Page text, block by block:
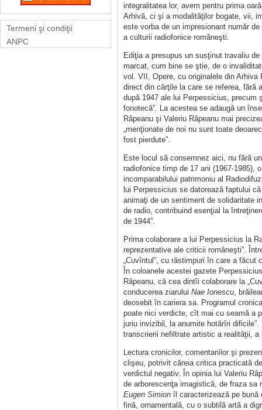
Termeni şi condiţii
ANPC
integralitatea lor, avem pentru prima
Arhivă, ci şi a modalităţilor bogate, vii,
este vorba de un impresionant număr
a culturii radiofonice româneşti.
Ediţia a presupus un susţinut travaliu
marcat, cum bine se ştie, de o
vol. VII, Opere, cu originalele din
direct din cărţile la care se referea, fără
după 1947 ale lui Perpessicius,
fonotecă”. La acestea se adaugă un
Râpeanu şi Valeriu Râpeanu mai
„menţionate de noi nu sunt toate
fost pierdute”.
Este locul să consemnez aici, nu fără
radiofonice timp de 17 ani (1967-1985),
incomparabilului patrimoniu al
lui Perpessicius se datorează faptului
animaţi de un sentiment de solidaritate
de radio, contribuind esenţial la
de 1944”.
Prima colaborare a lui Perpessicius la
reprezentative ale criticii româneşti”.
„Cuvîntul”, cu răstimpuri în care a făcut
În coloanele acestei gazete
Râpeanu, că cea dintîi colaborare la
conducerea ziarului Nae Ionescu,
deosebit în cariera sa. Programul
poate nici verdicte, cît mai cu seamă a
juriu invizibil, la anumite hotărîri
transcrierii nefiltrate artistic a realităţii,
Lectura cronicilor, comentariilor şi
clişeu, potrivit căreia critica practicată
verdictul negativ. În opinia lui Valeriu
de arborescenţa imagistică, de fraza
Eugen Simion îl caracterizează pe bună
fină, ornamentală, cu o subtilă artă a